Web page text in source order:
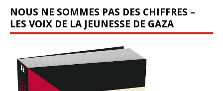
NOUS NE SOMMES PAS DES CHIFFRES –
LES VOIX DE LA JEUNESSE DE GAZA